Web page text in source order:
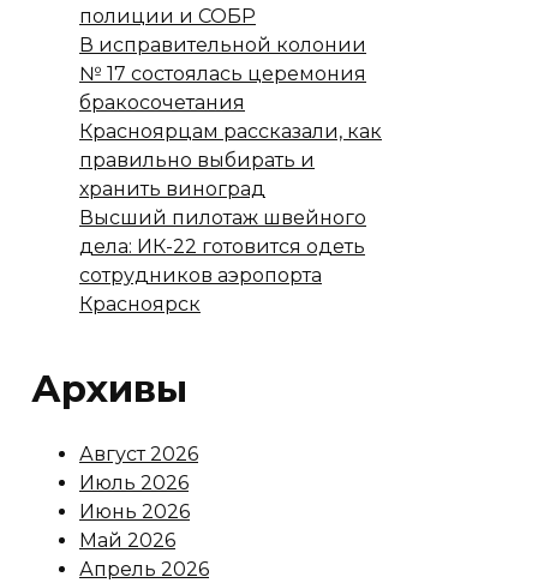
полиции и СОБР
В исправительной колонии
№ 17 состоялась церемония
бракосочетания
Красноярцам рассказали, как
правильно выбирать и
хранить виноград
Высший пилотаж швейного
дела: ИК-22 готовится одеть
сотрудников аэропорта
Красноярск
Архивы
Август 2026
Июль 2026
Июнь 2026
Май 2026
Апрель 2026